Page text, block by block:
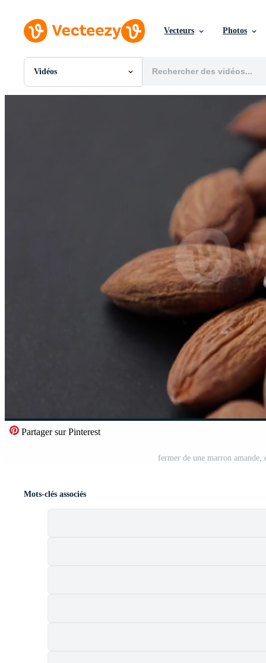
Vecteurs Photos
Vidéos
Toutes Images
Partager sur Pinterest
fermer de une marron
Mots-clés associés